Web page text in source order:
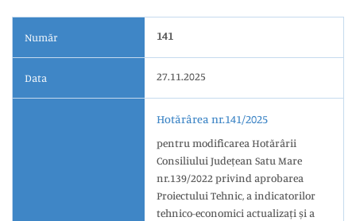
Număr 141
Data 27.11.2025
Hotărârea nr.141/2025
pentru modificarea Hotărârii
Consiliului Județean Satu Mare
nr.139/2022 privind aprobarea
Proiectului Tehnic, a indicatorilor
tehnico-economici actualizați și a